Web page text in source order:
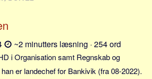
~2 minutters læsning · 254 ord
i Organisation samt Regnskab og
er landechef for Bankivik (fra 08-2022).